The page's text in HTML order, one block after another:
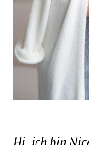
Hi, ich bin